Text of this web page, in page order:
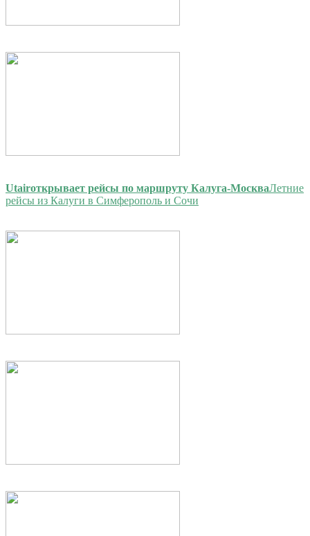
Utairоткрывает рейсы по маршруту Калуга-МоскваЛетние
рейсы из Калуги в Симферополь и Сочи